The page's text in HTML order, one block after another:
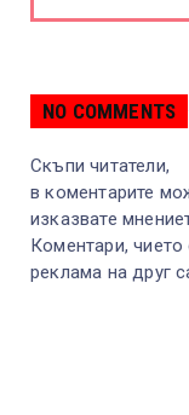
NO COMMENTS
Скъпи читатели,
в коментарите
изказвате
Коментари,
реклама на друг